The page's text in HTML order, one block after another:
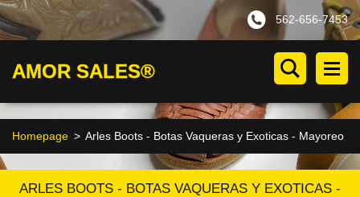
562-656-7453
AMOR SALES®
Homepage > Arles Boots - Botas Vaqueras y Exoticas - Mayoreo
ARLES BOOTS - BOTAS VAQUERAS Y EXOTICAS -